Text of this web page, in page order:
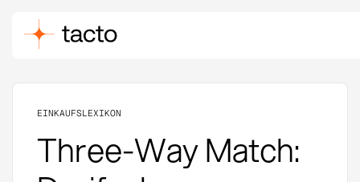
EINKAUFSLEXIKON
Three-Way Match: